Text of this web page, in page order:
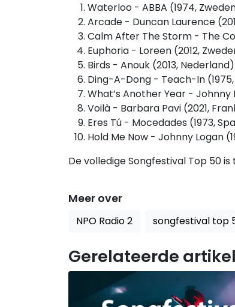
Waterloo - ABBA (1974,
Arcade - Duncan Laurence
Calm After The Storm - The
Euphoria - Loreen (2012,
Birds - Anouk (2013, Nederland)
Ding-A-Dong - Teach-In
What’s Another Year - Johnny
Voilà - Barbara Pavi (2021,
Eres Tú - Mocedades (1973,
Hold Me Now - Johnny Logan
De volledige Songfestival Top 50
Meer over
NPO Radio 2 songfestival top
Gerelateerde